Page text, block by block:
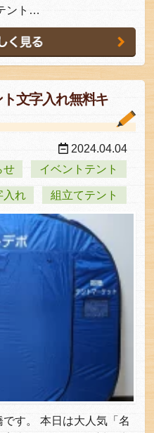
ント…
文字入れ無料キ
2024.04.04
せ イベントテント
入れ 組立てテント
す。 本日は大人気「名